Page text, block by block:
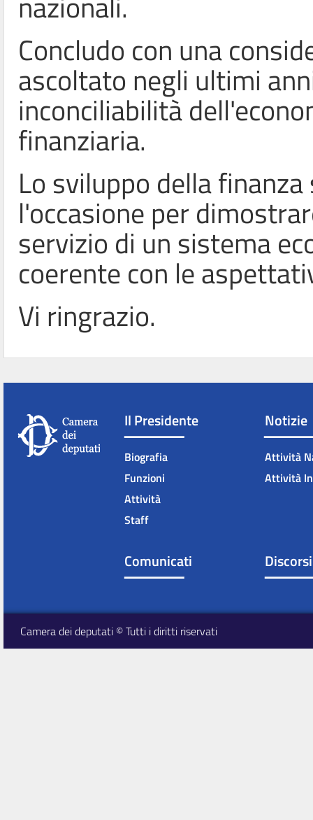
Concludo con una
ascoltato negli ultimi
inconciliabilità
finanziaria.
Lo sviluppo della
l'occasione per
servizio di un sistema
coerente con le
Vi ringrazio.
Il Presidente
Biografia
Funzioni
Attività
Staff
Notizie
Attività
Attività
Comunicati Discorsi
Camera dei deputati © Tutti i diritti riservati